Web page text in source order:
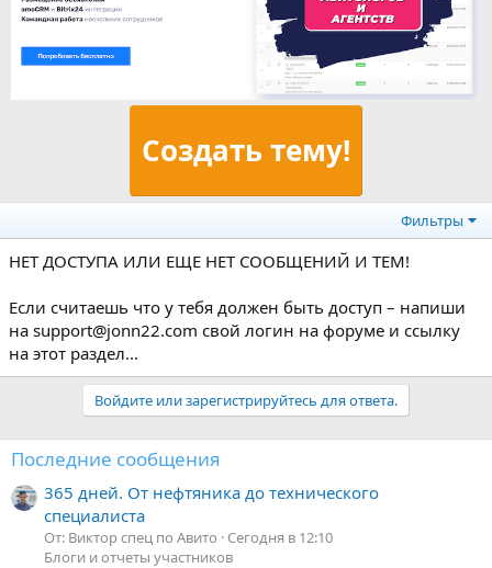
Создать тему!
Фильтры
НЕТ ДОСТУПА ИЛИ ЕЩЕ НЕТ СООБЩЕНИЙ И ТЕМ!
Если считаешь что у тебя должен быть доступ – напиши
на support@jonn22.com свой логин на форуме и ссылку
на этот раздел...
Войдите или зарегистрируйтесь для ответа.
Последние сообщения
365 дней. От нефтяника до технического
специалиста
От: Виктор спец по Авито
Сегодня в 12:10
Блоги и отчеты участников